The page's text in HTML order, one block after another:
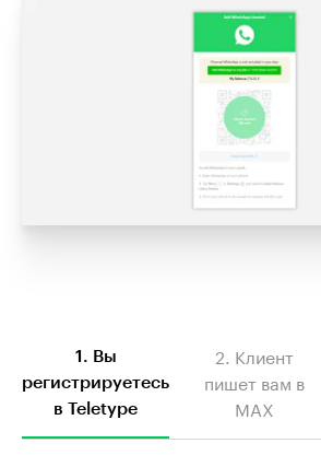
1. Вы
регистрируетесь
в Teletype
2. Клиент
пишет вам в
MAX